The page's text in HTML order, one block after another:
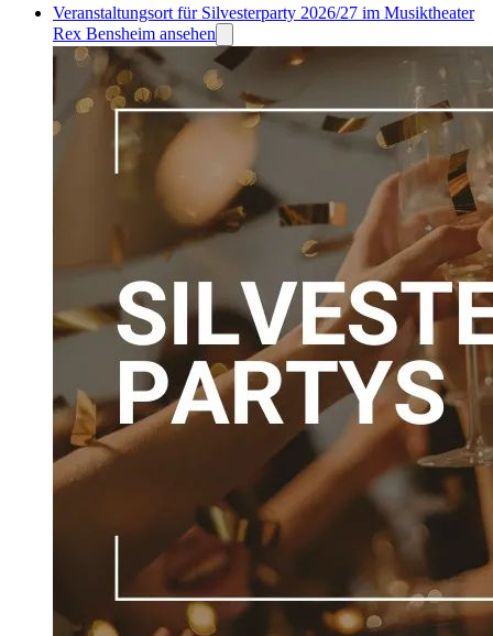
Veranstaltungsort für Silvesterparty 2026/27 im Musiktheater
Rex Bensheim ansehen